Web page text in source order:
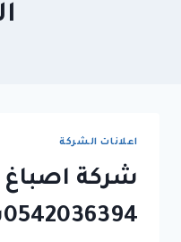
اعلانات الشركة
شركة اصباغ